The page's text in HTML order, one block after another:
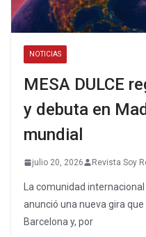
NOTICIAS
MESA DULCE
y debuta en
mundial
julio 20, 2026 Revista Soy
La comunidad
anunció una nueva gira
Barcelona y, por